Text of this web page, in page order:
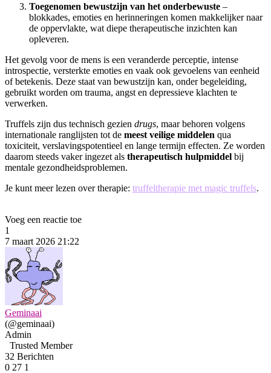
Toegenomen bewustzijn van het onderbewuste –
blokkades, emoties en herinneringen komen makkelijker naar
de oppervlakte, wat diepe therapeutische inzichten kan
opleveren.
Het gevolg voor de mens is een veranderde perceptie, intense
introspectie, versterkte emoties en vaak ook gevoelens van eenheid
of betekenis. Deze staat van bewustzijn kan, onder begeleiding,
gebruikt worden om trauma, angst en depressieve klachten te
verwerken.
Truffels zijn dus technisch gezien drugs, maar behoren volgens
internationale ranglijsten tot de meest veilige middelen qua
toxiciteit, verslavingspotentieel en lange termijn effecten. Ze worden
daarom steeds vaker ingezet als therapeutisch hulpmiddel bij
mentale gezondheidsproblemen.
Je kunt meer lezen over therapie: truffeltherapie met magic truffels.
Voeg een reactie toe
1
7 maart 2026 21:22
Geminaai
(@geminaai)
Admin
Trusted Member
32 Berichten
0 27 1